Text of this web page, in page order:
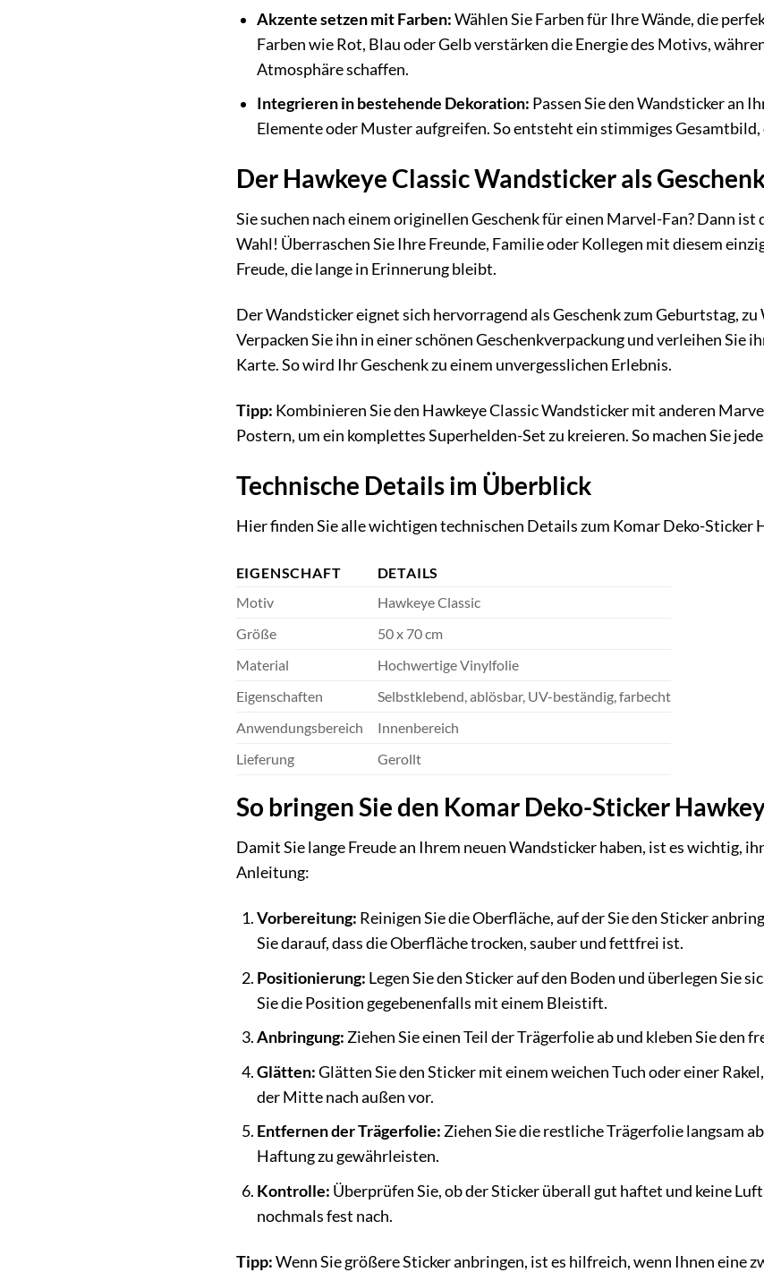
Akzente setzen mit Farben:Wählen Sie Farben für Ihre Wände, die
Farben wie Rot, Blau oder Gelb verstärken die Energie des Motivs,
Atmosphäre schaffen.
Integrieren in bestehende Dekoration: Passen Sie den Wandsticker an
Elemente oder Muster aufgreifen. So entsteht ein stimmiges
Der Hawkeye Classic Wandsticker als
Sie suchen nach einem originellen Geschenk für einen Marvel-Fan? Dann
Wahl! Überraschen Sie Ihre Freunde, Familie oder Kollegen mit diesem
Freude, die lange in Erinnerung bleibt.
Der Wandsticker eignet sich hervorragend als Geschenk zum Geburtstag,
Verpacken Sie ihn in einer schönen Geschenkverpackung und verleihen Sie
Karte. So wird Ihr Geschenk zu einem unvergesslichen Erlebnis.
Tipp: Kombinieren Sie den Hawkeye Classic Wandsticker mit anderen
Postern, um ein komplettes Superhelden-Set zu kreieren. So machen Sie
Technische Details im Überblick
Hier finden Sie alle wichtigen technischen Details zum Komar Deko-Sticker
EIGENSCHAFT
DETAILS
Motiv
Hawkeye Classic
Größe
50 x 70 cm
Material
Hochwertige Vinylfolie
Eigenschaften
Selbstklebend, ablösbar, UV-beständig, farbecht
Anwendungsbereich
Innenbereich
Lieferung
Gerollt
So bringen Sie den Komar Deko-Sticker
Damit Sie lange Freude an Ihrem neuen Wandsticker haben, ist es
Anleitung:
Vorbereitung: Reinigen Sie die Oberfläche, auf der Sie den Sticker
Sie darauf, dass die Oberfläche trocken, sauber und fettfrei ist.
Positionierung: Legen Sie den Sticker auf den Boden und überlegen Sie
Sie die Position gegebenenfalls mit einem Bleistift.
Anbringung:Ziehen Sie einen Teil der Trägerfolie ab und kleben Sie den
Glätten:Glätten Sie den Sticker mit einem weichen Tuch oder einer
der Mitte nach außen vor.
Entfernen der Trägerfolie:Ziehen Sie die restliche Trägerfolie langsam
Haftung zu gewährleisten.
Kontrolle: Überprüfen Sie, ob der Sticker überall gut haftet und keine
nochmals fest nach.
Tipp:Wenn Sie größere Sticker anbringen, ist es hilfreich, wenn Ihnen eine